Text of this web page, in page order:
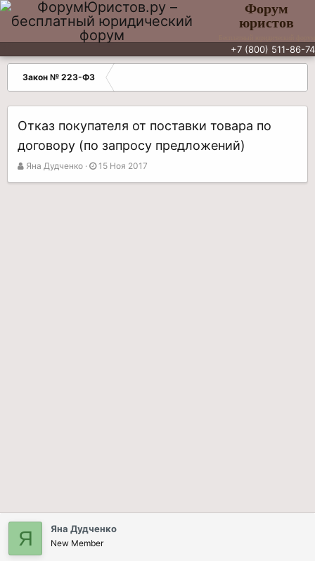
Форум
юристов
+7 (800) 511-86-74
Закон № 223-ФЗ
Отказ покупателя от поставки товара по
договору (по запросу предложений)
А
Яна Дудченко
Д
15 Ноя 2017
Я Яна Дудченко
New Member